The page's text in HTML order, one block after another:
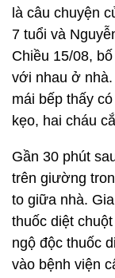
là câu chuyện
7 tuổi và
Chiều 15/08,
với nhau ở
mái bếp thấy
kẹo, hai cháu
Gần 30 phút
trên giường
to giữa nhà.
thuốc diệt
ngộ độc thuốc
vào bệnh viện